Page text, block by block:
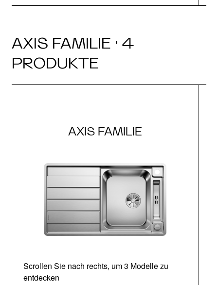
AXIS FAMILIE · 4
PRODUKTE
AXIS FAMILIE
Scrollen Sie nach rechts, um 3 Modelle zu
entdecken